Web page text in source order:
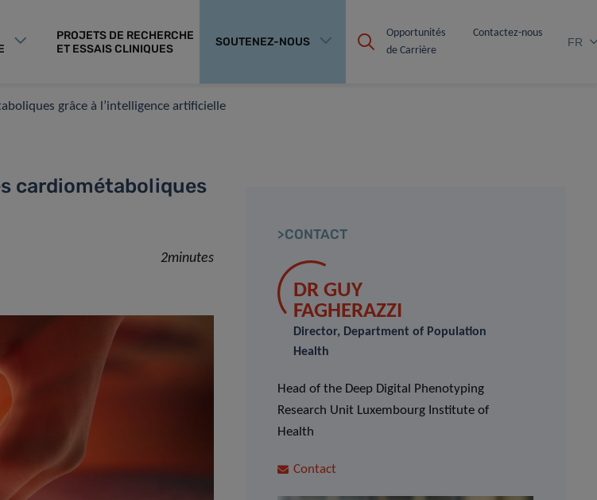
PROJETS DE RECHERCHE
ET ESSAIS CLINIQUES
SOUTENEZ-NOUS
Opportunités
de Carrière
Contactez-nous
FR
grâce à l’intelligence artificielle￼
cardiométaboliques
2minutes
>CONTACT
DR GUY
FAGHERAZZI
Director, Department of Population
Health
Head of the Deep Digital Phenotyping
Research Unit Luxembourg Institute of
Health
Contact